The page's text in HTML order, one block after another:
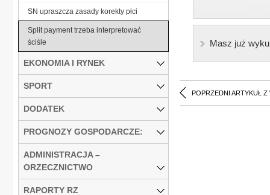
Masz już
POPRZEDNI ARTYKUŁ Z
SN upraszcza zasady korekty płci
Split payment trzeba interpretować
ściśle
EKONOMIA I RYNEK
SPORT
DODATEK
PROGNOZY GOSPODARCZE:
ADMINISTRACJA –
ORZECZNICTWO
RAPORTY RZ